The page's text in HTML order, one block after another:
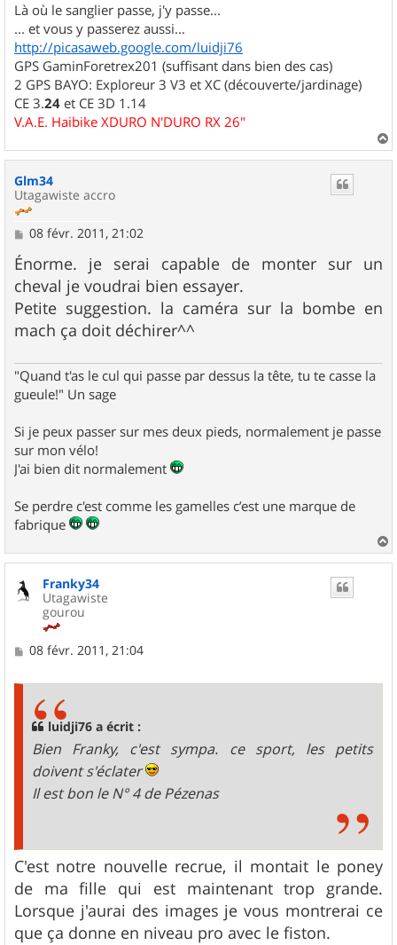
Là où le sanglier passe, j'y passe...
... et vous y passerez aussi...
http://picasaweb.google.com/luidji76
GPS GaminForetrex201 (suffisant dans bien des cas)
2 GPS BAYO: Exploreur 3 V3 et XC (découverte/jardinage)
CE 3.24 et CE 3D 1.14
V.A.E. Haibike XDURO N'DURO RX 26"
a
Glm34
Utagawiste accro
M
s
s
a
g
e
08 févr. 2011, 21:02
Énorme. je serai capable de monter sur un
cheval je voudrai bien essayer.
Petite suggestion. la caméra sur la bombe en
mach ça doit déchirer^^
"Quand t'as le cul qui passe par dessus la tête, tu te casse la
gueule!" Un sage
Si je peux passer sur mes deux pieds, normalement je passe
sur mon vélo!
J'ai bien dit normalement
Se perdre c'est comme les gamelles c’est une marque de
fabrique
a
Franky34
Utagawiste
gourou
M
08 févr. 2011, 21:04
luidji76 a écrit :
Bien Franky, c'est sympa. ce sport, les petits
doivent s'éclater
Il est bon le N° 4 de Pézenas
C'est notre nouvelle recrue, il montait le poney
de ma fille qui est maintenant trop grande.
Lorsque j'aurai des images je vous montrerai ce
que ça donne en niveau pro avec le fiston.